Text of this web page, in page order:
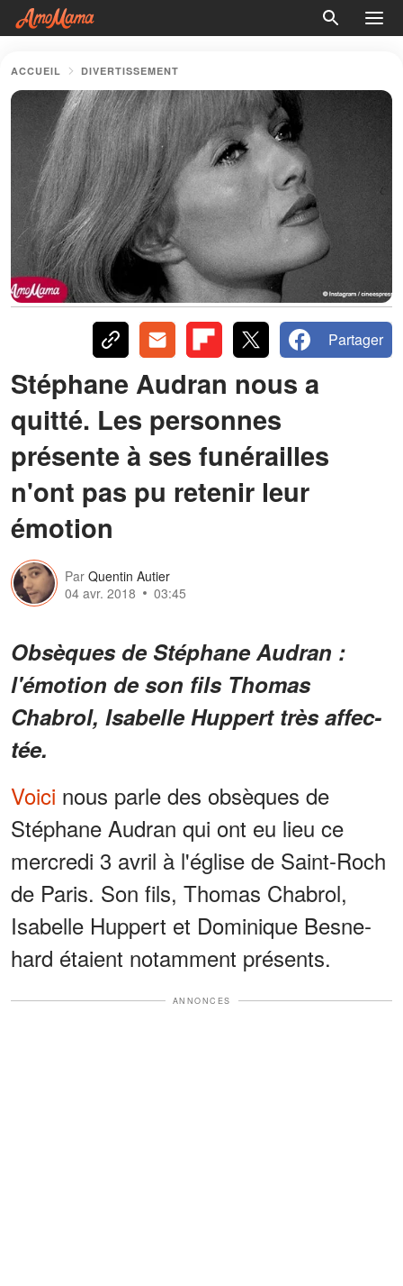
ACCUEIL DIVERTISSEMENT
Partager
Stéphane Audran nous a
quitté. Les personnes
présente à ses funérailles
n'ont pas pu retenir leur
émotion
Par Quentin Autier
04 avr. 2018
03:45
Obsèques de Stéphane Audran :
l'émotion de son fils Thomas
Chabrol, Isabelle Huppert très affec­
tée.
Voici nous parle des obsèques de
Stéphane Audran qui ont eu lieu ce
mercredi 3 avril à l'église de Saint-Roch
de Paris. Son fils, Thomas Chabrol,
Isabelle Huppert et Domi­nique Besne­
hard étaient notam­ment présents.
ANNONCES